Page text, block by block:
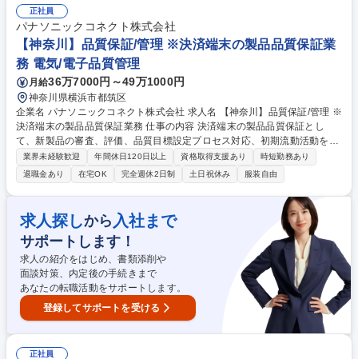
る人を期待します。 ※富士フイルムが製品全体の品質保証を担っているの
に対し、弊社ではソフトウェア部分の品質保証の責任を担っています。 募
集職種 【自社開発ソフトウェアの品質保証】富士フイルムグループ/在
宅・リモート可
正社員
パナソニックコネクト株式会社
【神奈川】品質保証/管理 ※決済端末の製品品質保証業
務 電気/電子品質管理
月給36万7000円～49万1000円
神奈川県横浜市都筑区
企業名 パナソニックコネクト株式会社 求人名 【神奈川】品質保証/管理 ※
決済端末の製品品質保証業務 仕事の内容 決済端末の製品品質保証とし
て、新製品の審査、評価、品質目標設定プロセス対応、初期流動活動を通
じた市場品質改善、再発防止、ソフト技術支援、ソフト開発プロセス監視
を担います。 ■決済端末の製品品質保証 ■新製品の審査、評価、品質目標
設定対応 ■初期流動活動による市場品質改善 ■再発防止活動の推進 ■ソフ
ト技術支援、開発プロセス監視【仕事の魅力】キャッシュレス時代に需要
が高まる決済端末の品質力強化に携われます。品質保証、品質管理、設計
評価の経験を活かし、関係部門と連携しながら安心・安全な製品づくりを
推進できます。 募集職種 【神奈川】品質保証/管理 ※決済端末の製品品質
保証業務
業界未経験歓迎 年間休日120日以上 資格取得支援あり
時短勤務あり
退職金あり
在宅OK 完全週休2日制 土日祝休み 服装自由
求人探しから 入社まで
サポートします！
求人の紹介をはじめ、書類添削や
面談対策、内定後の手続きまで
あなたの転職活動をサポートします。
登録してサポートを受ける
正社員